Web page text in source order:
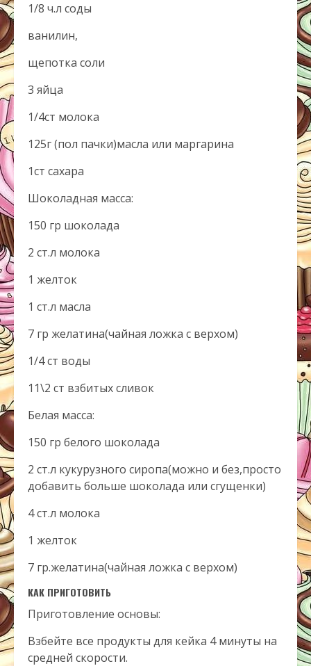
1/8 ч.л соды
ванилин,
щепотка соли
3 яйца
1/4ст молока
125г (пол пачки)масла или маргарина
1ст сахара
Шоколадная масса:
150 гр шоколада
2 ст.л молока
1 желток
1 ст.л масла
7 гр желатина(чайная ложка с верхом)
1/4 ст воды
11\2 ст взбитых сливок
Белая масса:
150 гр белого шоколада
2 ст.л кукурузного сиропа(можно и без,просто
добавить больше шоколада или сгущенки)
4 ст.л молока
1 желток
7 гр.желатина(чайная ложка с верхом)
КАК ПРИГОТОВИТЬ
Приготовление основы:
Взбейте все продукты для кейка 4 минуты на
средней скорости.